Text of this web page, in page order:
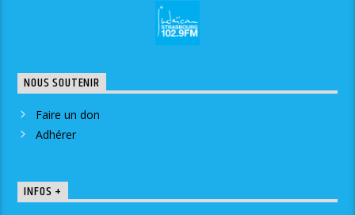
NOUS SOUTENIR
Faire un don
Adhérer
INFOS +